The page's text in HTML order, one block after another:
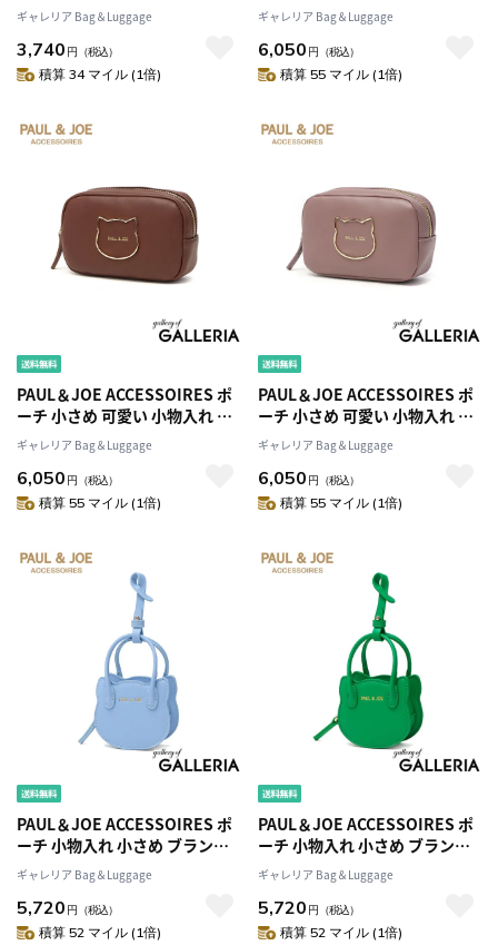
かわいい おしゃれ 高校生 ポー
ル&ジョーアクセソワ レディー
ス オシャレ 可愛い 化粧ポーチ
自立 コンパクト メイク コスメ
ギャレリア Bag＆Luggage
3,740 円 （税込）
積算 34 マイル (1倍)
しゃれ ブランド ポールアンド
ジョー レディース かわいい オ
シャレ スクエア 化粧品 コスメ
コンパクト 猫 BIG CAT METAL
ギャレリア Bag＆Luggage
6,050 円 （税込）
積算 55 マイル (1倍)
PAUL＆JOE ACCESSOIRES ポ
ーチ 小さめ 可愛い 小物入れ お
しゃれ ブランド ポールアンド
ジョー レディース かわいい オ
シャレ スクエア 化粧品 コスメ
コンパクト 猫 BIG CAT METAL
ギャレリア Bag＆Luggage
6,050 円 （税込）
積算 55 マイル (1倍)
PAUL＆JOE ACCESSOIRES ポ
ーチ 小さめ 可愛い 小物入れ お
しゃれ ブランド ポールアンド
ジョー レディース かわいい オ
シャレ スクエア 化粧品 コスメ
コンパクト 猫 BIG CAT METAL
ギャレリア Bag＆Luggage
6,050 円 （税込）
積算 55 マイル (1倍)
PAUL＆JOE ACCESSOIRES ポ
ーチ 小物入れ 小さめ ブランド
可愛い おしゃれ ポールアンド
ジョー 猫 プレゼント ミニ かわ
いい オシャレ リップ 大人 推し
カラー SMALL BAG CHARM ね
ギャレリア Bag＆Luggage
5,720 円 （税込）
積算 52 マイル (1倍)
PAUL＆JOE ACCESSOIRES ポ
ーチ 小物入れ 小さめ ブランド
可愛い おしゃれ ポールアンド
ジョー 猫 プレゼント ミニ かわ
いい オシャレ リップ 大人 推し
カラー SMALL BAG CHARM ね
ギャレリア Bag＆Luggage
5,720 円 （税込）
積算 52 マイル (1倍)